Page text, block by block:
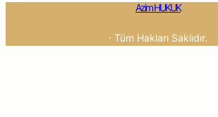
Azim HUKUK
· Tüm Hakları Saklıdır.